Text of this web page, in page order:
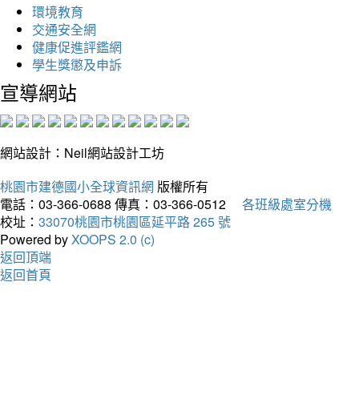
環境教育
交通安全網
健康促進評鑑網
學生獎懲及申訴
宣導網站
網站設計：Neil網站設計工坊
桃園市建德國小全球資訊網 版權所有
電話：03-366-0688 傳真：03-366-0512
各班級處室分機
校址： 33070桃園市桃園區延平路 265 號
Powered byXOOPS 2.0 (c)
返回頂端
返回首頁